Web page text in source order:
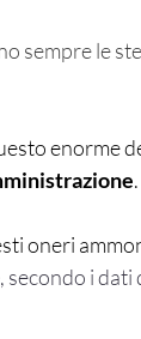
sempre le
enorme
.
oneri
secondo i